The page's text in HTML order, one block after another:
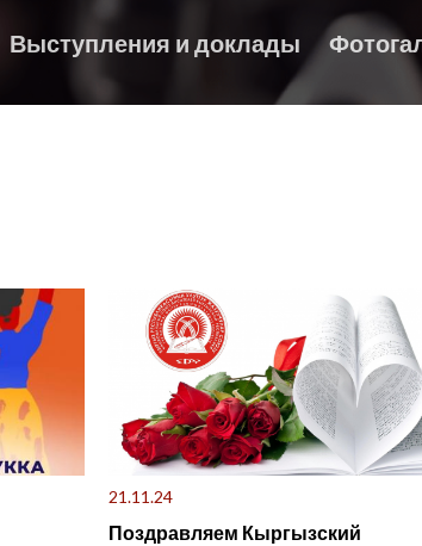
Выступления и доклады
21.11.24
Поздравляем Кыргызский